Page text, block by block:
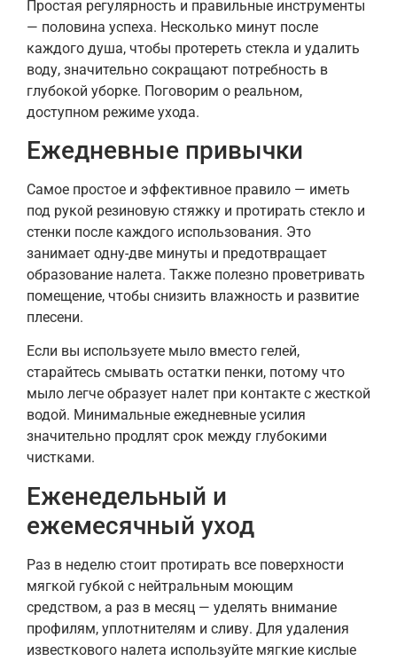
Простая регулярность и правильные инструменты
— половина успеха. Несколько минут после
каждого душа, чтобы протереть стекла и удалить
воду, значительно сокращают потребность в
глубокой уборке. Поговорим о реальном,
доступном режиме ухода.
Ежедневные привычки
Самое простое и эффективное правило — иметь
под рукой резиновую стяжку и протирать стекло и
стенки после каждого использования. Это
занимает одну-две минуты и предотвращает
образование налета. Также полезно проветривать
помещение, чтобы снизить влажность и развитие
плесени.
Если вы используете мыло вместо гелей,
старайтесь смывать остатки пенки, потому что
мыло легче образует налет при контакте с жесткой
водой. Минимальные ежедневные усилия
значительно продлят срок между глубокими
чистками.
Еженедельный и
ежемесячный уход
Раз в неделю стоит протирать все поверхности
мягкой губкой с нейтральным моющим
средством, а раз в месяц — уделять внимание
профилям, уплотнителям и сливу. Для удаления
известкового налета используйте мягкие кислые